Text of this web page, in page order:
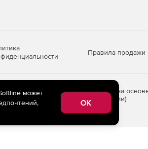
Правила продажи
предоставления информации на
территории Российской Федерации)
может
OK